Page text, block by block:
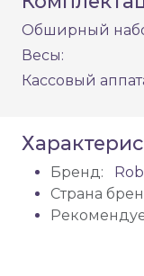
Обширный
Весы:
Кассовый
Бренд:
Страна